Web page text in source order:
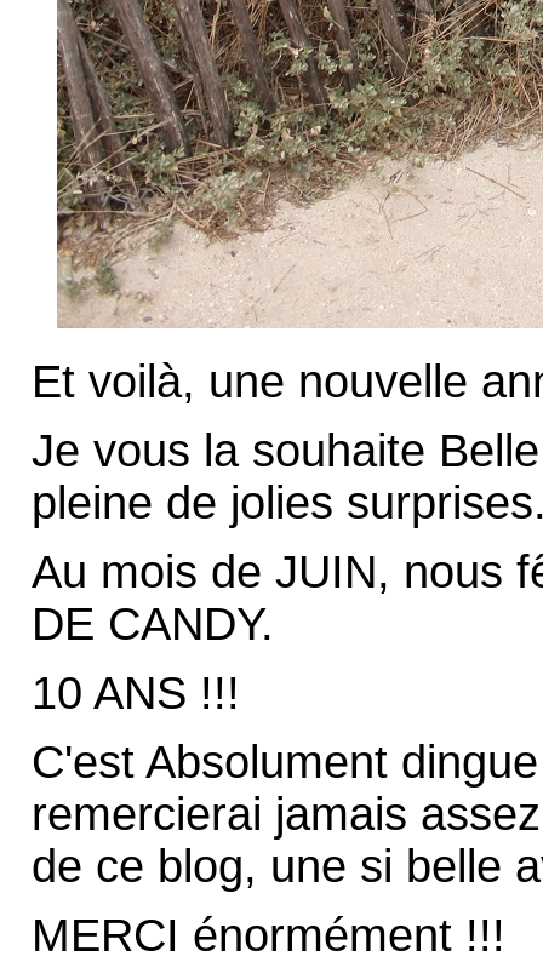
Et voilà, une nouvelle
Je vous la souhaite
pleine de jolies
Au mois de JUIN, nous
DE CANDY.
10 ANS !!!
C'est Absolument
remercierai jamais
de ce blog, une si belle
MERCI énormément !!!